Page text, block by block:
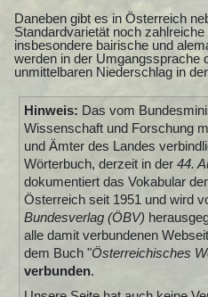
Daneben gibt es in Österreich
Standardvarietät noch
insbesondere bairische und
werden in der Umgangssprache
unmittelbaren Niederschlag in
Hinweis: Das vom
Wissenschaft und Forschung
und Ämter des Landes
Wörterbuch, derzeit in der 44.
dokumentiert das Vokabular
Österreich seit 1951 und wird
Bundesverlag (ÖBV)
alle damit verbundenen
dem Buch "Österreichisches
verbunden.